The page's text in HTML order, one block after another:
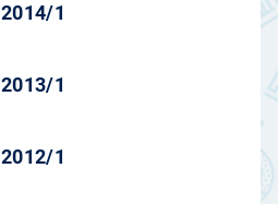
2014/1
2013/1
2012/1